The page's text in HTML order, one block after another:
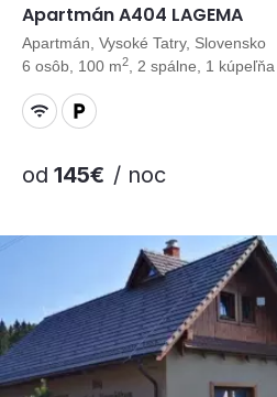
Apartmán A404 LAGEMA
Apartmán, Vysoké Tatry, Slovensko
6 osôb, 100 m2 , 2 spálne, 1 kúpeľňa
od 145€ / noc